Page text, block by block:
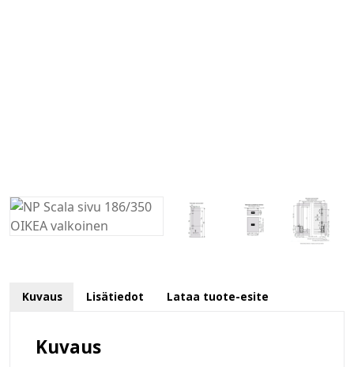
Kuvaus Lisätiedot Lataa tuote-esite
Kuvaus